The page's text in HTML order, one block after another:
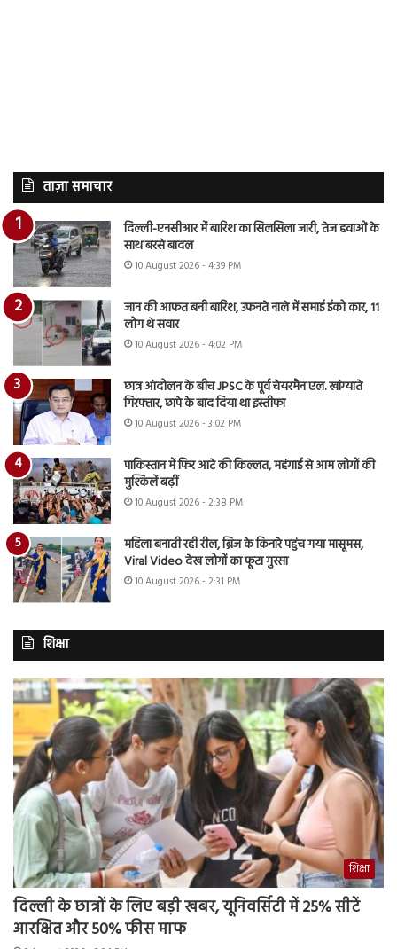
ताज़ा समाचार
दिल्ली-एनसीआर में बारिश का सिलसिला जारी, तेज हवाओं के
साथ बरसे बादल
10 August 2026 - 4:39 PM
जान की आफत बनी बारिश, उफनते नाले में समाई ईको कार, 11
लोग थे सवार
10 August 2026 - 4:02 PM
छात्र आंदोलन के बीच JPSC के पूर्व चेयरमैन एल. खांग्याते
गिरफ्तार, छापे के बाद दिया था इस्तीफा
10 August 2026 - 3:02 PM
पाकिस्तान में फिर आटे की किल्लत, महंगाई से आम लोगों की
मुश्किलें बढ़ीं
10 August 2026 - 2:38 PM
महिला बनाती रही रील, ब्रिज के किनारे पहुंच गया मासूमस,
Viral Video देख लोगों का फूटा गुस्सा
10 August 2026 - 2:31 PM
शिक्षा
शिक्षा
दिल्ली के छात्रों के लिए बड़ी खबर, यूनिवर्सिटी में 25% सीटें
आरक्षित और 50% फीस माफ